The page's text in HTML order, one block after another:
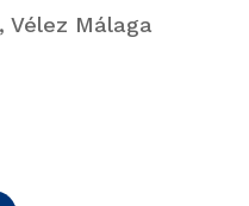
Vélez Málaga